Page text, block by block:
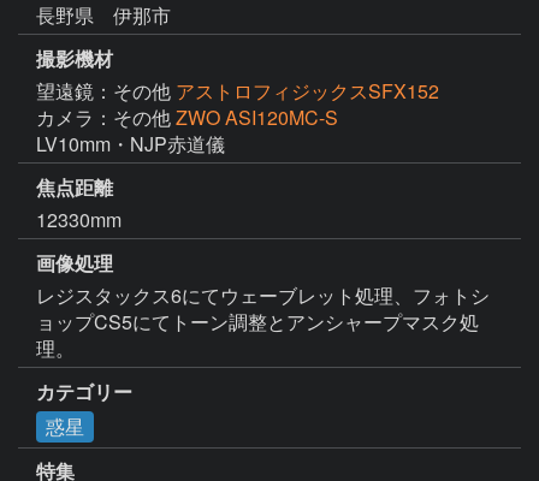
長野県 伊那市
撮影機材
望遠鏡：その他 アストロフィジックスSFX152
カメラ：その他ZWO ASI120MC-S
LV10mm・NJP赤道儀
焦点距離
12330mm
画像処理
レジスタックス6にてウェーブレット処理、フォトシ
ョップCS5にてトーン調整とアンシャープマスク処
理。
カテゴリー
惑星
特集